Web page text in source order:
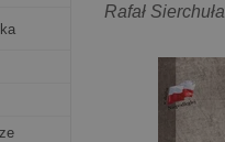
Rafał Sierchuła